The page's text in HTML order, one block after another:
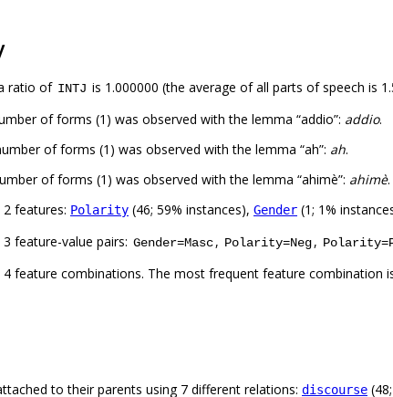
ratio of INTJ is 1.000000 (the average of all parts of speech is
of forms (1) was observed with the lemma “addio”: addio.
of forms (1) was observed with the lemma “ah”: ah.
of forms (1) was observed with the lemma “ahimè”: ahimè.
features: Polarity (46; 59% instances), Gender (1; 1%
feature-value pairs: Gender=Masc, Polarity=Neg,
feature combinations. The most frequent feature combination
to their parents using 7 different relations: discourse